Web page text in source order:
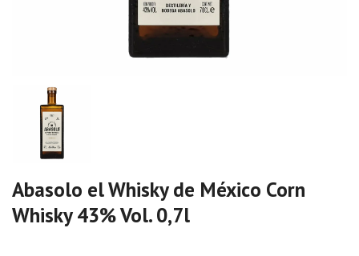
Abasolo el Whisky de México Corn
Whisky 43% Vol. 0,7l